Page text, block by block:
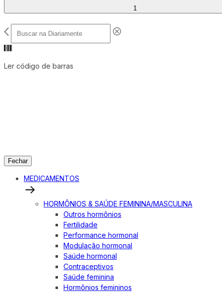
1
Ler código de barras
Fechar
MEDICAMENTOS
HORMÔNIOS & SAÚDE FEMININA/MASCULINA
Outros hormônios
Fertilidade
Performance hormonal
Modulação hormonal
Saúde hormonal
Contraceptivos
Saúde feminina
Hormônios femininos